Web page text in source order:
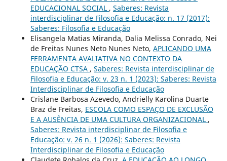
EDUCACIONAL SOCIAL , Saberes: Revista
interdisciplinar de Filosofia e Educação: n. 17 (2017):
Saberes: Filosofia e Educação
Elisangela Matias Miranda, Dalia Melissa Conrado, Nei
de Freitas Nunes Neto Nunes Neto, APLICANDO UMA
FERRAMENTA AVALIATIVA NO CONTEXTO DA
EDUCAÇÃO CTSA , Saberes: Revista interdisciplinar de
Filosofia e Educação: v. 23 n. 1 (2023): Saberes: Revista
Interdisciplinar de Filosofia e Educação
Crislane Barbosa Azevedo, Andrielly Karolina Duarte
Braz de Freitas, ESCOLA COMO ESPAÇO DE EXCLUSÃO
E A AUSÊNCIA DE UMA CULTURA ORGANIZACIONAL ,
Saberes: Revista interdisciplinar de Filosofia e
Educação: v. 26 n. 1 (2026): Saberes: Revista
Interdisciplinar de Filosofia e Educação